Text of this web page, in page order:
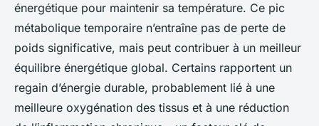
énergétique pour maintenir sa température. Ce pic
métabolique temporaire n’entraîne pas de perte de
poids significative, mais peut contribuer à un meilleur
équilibre énergétique global. Certains rapportent un
regain d’énergie durable, probablement lié à une
meilleure oxygénation des tissus et à une réduction